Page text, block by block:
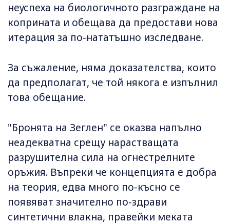
неуспеха на биологичното разграждане на
коприната и обещава да предостави нова
итерация за по-нататъшно изследване.
За съжаление, няма доказателства, които
да предполагат, че той някога е изпълнил
това обещание.
"Бронята на Зеглен" се оказва напълно
неадекватна срещу нарастващата
разрушителна сила на огнестрелните
оръжия. Въпреки че концепцията е добра
на теория, едва много по-късно се
появяват значително по-здрави
синтетични влакна, правейки меката